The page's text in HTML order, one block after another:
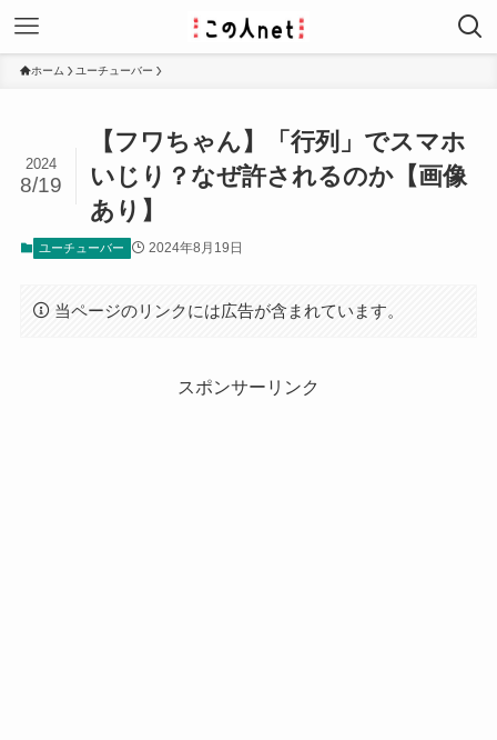
ホーム ユーチューバー
【フワちゃん】「行列」でスマホ
いじり？なぜ許されるのか【画像
あり】
2024
8/19
ユーチューバー 2024年8月19日
当ページのリンクには広告が含まれています。
スポンサーリンク